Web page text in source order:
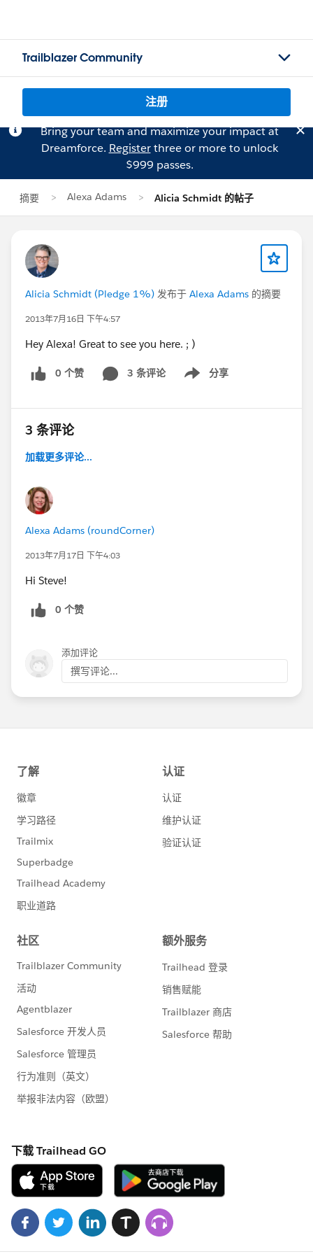
Trailblazer Community
注册
Bring your team and maximize your impact at
Dreamforce. Registerthree or more to unlock
$999 passes.
摘要 Alexa Adams Alicia Schmidt 的帖子
Alicia Schmidt (Pledge 1%) 发布于 Alexa Adams 的摘要
2013年7月16日 下午4:57
Hey Alexa! Great to see you here. ; )
0 个赞 3 条评论 分享
Show menu
3 条评论
加载更多评论...
Alexa Adams (roundCorner)
2013年7月17日 下午4:03
Hi Steve!
0 个赞
添加评论
撰写评论...